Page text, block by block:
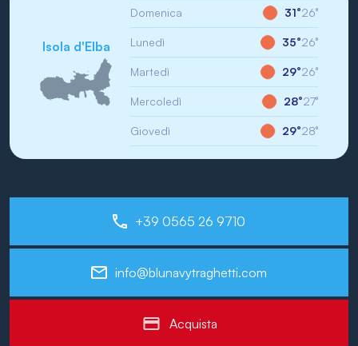
Isola d'Elba
Domenica 31°26°
Lunedì 35°26°
Martedì 29°26°
Mercoledì 28°27°
Giovedì 29°28°
+39 0565 26 9710
info@blunavytraghetti.com
Acquista